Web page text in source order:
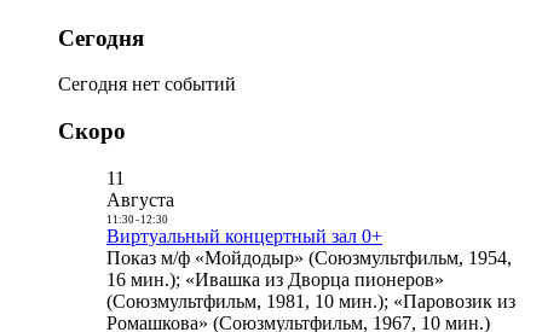
Сегодня
Сегодня нет событий
Скоро
11
Августа
11:30- 12:30
Виртуальный концертный зал 0+
Показ м/ф «Мойдодыр» (Союзмультфильм, 1954,
16 мин.); «Ивашка из Дворца пионеров»
(Союзмультфильм, 1981, 10 мин.); «Паровозик из
Ромашкова» (Союзмультфильм, 1967, 10 мин.)